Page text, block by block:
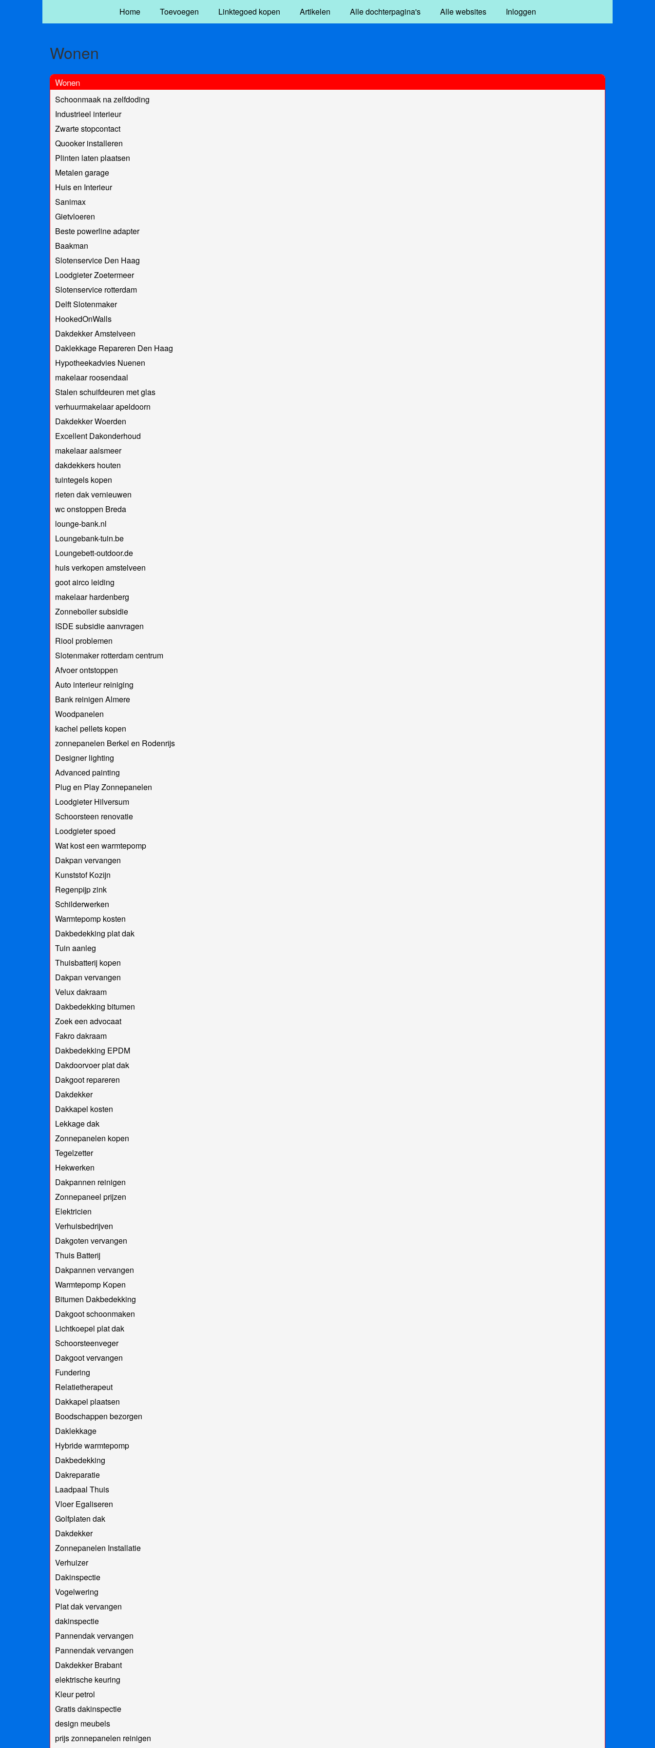
Home Toevoegen Linktegoed kopen Artikelen Alle dochterpagina's Alle websites Inloggen
Wonen
Wonen
Schoonmaak na zelfdoding
Industrieel interieur
Zwarte stopcontact
Quooker installeren
Plinten laten plaatsen
Metalen garage
Huis en Interieur
Sanimax
Gietvloeren
Beste powerline adapter
Baakman
Slotenservice Den Haag
Loodgieter Zoetermeer
Slotenservice rotterdam
Delft Slotenmaker
HookedOnWalls
Dakdekker Amstelveen
Daklekkage Repareren Den Haag
Hypotheekadvies Nuenen
makelaar roosendaal
Stalen schuifdeuren met glas
verhuurmakelaar apeldoorn
Dakdekker Woerden
Excellent Dakonderhoud
makelaar aalsmeer
dakdekkers houten
tuintegels kopen
rieten dak vernieuwen
wc onstoppen Breda
lounge-bank.nl
Loungebank-tuin.be
Loungebett-outdoor.de
huis verkopen amstelveen
goot airco leiding
makelaar hardenberg
Zonneboiler subsidie
ISDE subsidie aanvragen
Riool problemen
Slotenmaker rotterdam centrum
Afvoer ontstoppen
Auto interieur reiniging
Bank reinigen Almere
Woodpanelen
kachel pellets kopen
zonnepanelen Berkel en Rodenrijs
Designer lighting
Advanced painting
Plug en Play Zonnepanelen
Loodgieter Hilversum
Schoorsteen renovatie
Loodgieter spoed
Wat kost een warmtepomp
Dakpan vervangen
Kunststof Kozijn
Regenpijp zink
Schilderwerken
Warmtepomp kosten
Dakbedekking plat dak
Tuin aanleg
Thuisbatterij kopen
Dakpan vervangen
Velux dakraam
Dakbedekking bitumen
Zoek een advocaat
Fakro dakraam
Dakbedekking EPDM
Dakdoorvoer plat dak
Dakgoot repareren
Dakdekker
Dakkapel kosten
Lekkage dak
Zonnepanelen kopen
Tegelzetter
Hekwerken
Dakpannen reinigen
Zonnepaneel prijzen
Elektricien
Verhuisbedrijven
Dakgoten vervangen
Thuis Batterij
Dakpannen vervangen
Warmtepomp Kopen
Bitumen Dakbedekking
Dakgoot schoonmaken
Lichtkoepel plat dak
Schoorsteenveger
Dakgoot vervangen
Fundering
Relatietherapeut
Dakkapel plaatsen
Boodschappen bezorgen
Daklekkage
Hybride warmtepomp
Dakbedekking
Dakreparatie
Laadpaal Thuis
Vloer Egaliseren
Golfplaten dak
Dakdekker
Zonnepanelen Installatie
Verhuizer
Dakinspectie
Vogelwering
Plat dak vervangen
dakinspectie
Pannendak vervangen
Pannendak vervangen
Dakdekker Brabant
elektrische keuring
Kleur petrol
Gratis dakinspectie
design meubels
prijs zonnepanelen reinigen